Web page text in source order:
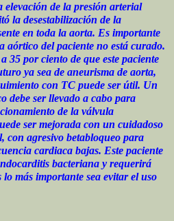
elevación de la presión arterial
la desestabilización de la
en toda la aorta. Es importante
aórtico del paciente no está curado.
35 por ciento de que este paciente
ya sea de aneurisma de aorta,
con TC puede ser útil. Un
debe ser llevado a cabo para
de la válvula
ser mejorada con un cuidadoso
con agresivo betabloqueo para
cardiaca bajas. Este paciente
bacteriana y requerirá
más importante sea evitar el uso